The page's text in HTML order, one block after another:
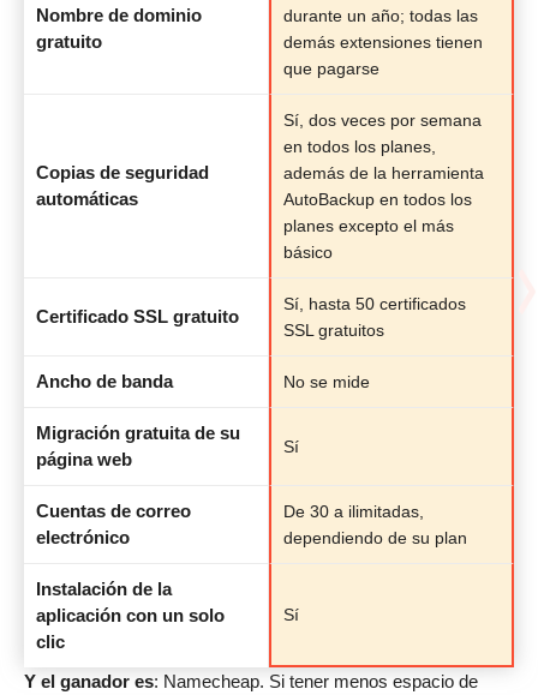
Nombre de dominio
gratuito
durante un año; todas las
demás extensiones tienen
que pagarse
Copias de seguridad
automáticas
Sí, dos veces por semana
en todos los planes,
además de la herramienta
AutoBackup en todos los
planes excepto el más
básico
Certificado SSL gratuito
Sí, hasta 50 certificados
SSL gratuitos
Ancho de banda No se mide
Migración gratuita de su
página web
Sí
Cuentas de correo
electrónico
De 30 a ilimitadas,
dependiendo de su plan
Instalación de la
aplicación con un solo
clic
Sí
Y el ganador es: Namecheap. Si tener menos espacio de